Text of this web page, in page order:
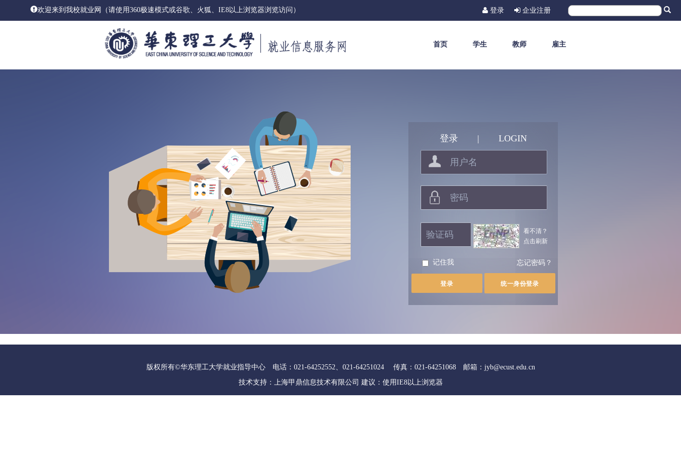
欢迎来到我校就业网（请使用360极速模式或谷歌、火狐、IE8以上浏览器浏览访问） 企业注册
登录
首页 学生 教师 雇主
登录 | LOGIN
看不清？
点击刷新
记住我 忘记密码？
版权所有©华东理工大学就业指导中心 电话：021-64252552、021-64251024 传真：021-64251068 邮箱：jyb@ecust.edu.cn
技术支持： 上海甲鼎信息技术有限公司 建议：使用IE8以上浏览器